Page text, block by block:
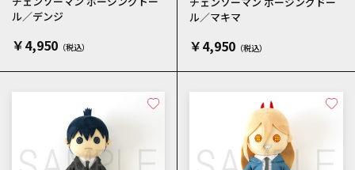
ル／デンジ
￥4,950
ル／マキマ
￥4,950